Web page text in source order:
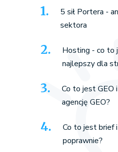
5 sił Portera -
sektora
Hosting - co to
najlepszy dla
Co to jest GEO
agencję GEO?
Co to jest brief
poprawnie?